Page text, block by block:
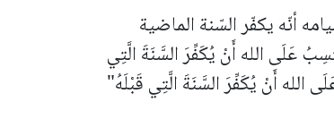
أنّه يكفّر السّنة الماضية
عَلَى الله أَنْ يُكَفِّرَ السَّنَةَ الَّتِي
الله أَنْ يُكَفِّرَ السَّنَةَ الَّتِي قَبْلَهُ"